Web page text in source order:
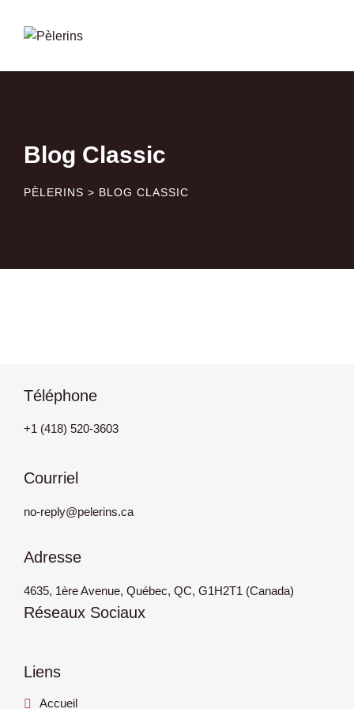
Blog Classic
PÈLERINS > BLOG CLASSIC
Téléphone
+1 (418) 520-3603
Courriel
no-reply@pelerins.ca
Adresse
4635, 1ère Avenue, Québec, QC, G1H2T1 (Canada)
Réseaux Sociaux
Liens
Accueil